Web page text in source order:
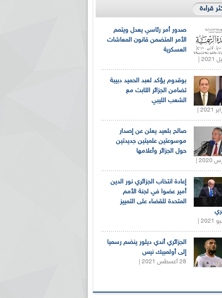
قراءة
صدور أمر رئاسي يعدل ويتمم
الأمر المتضمن قانون المعاشات
العسكرية
بوقدوم يؤكد لعبد الحميد دبيبة
تضامن الجزائر الثابت مع
الشعب الليبي
صالح بلعيد يعلن عن إصدار
موسوعتين علميتين جديدتين
حول الجزائر وأعلامها
إعادة انتخاب الجزائري نور الدين
أمير عضوا في لجنة الأمم
المتحدة للقضاء على التمييز
الجزائري أندي ديلور ينضم رسميا
إلى أولمبيك نيس
28 أغسطس 2021 |